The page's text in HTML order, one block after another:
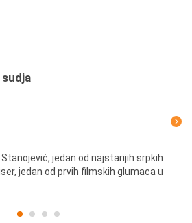
jedan od najstarijih srpkih
jedan od prvih filmskih glumaca u